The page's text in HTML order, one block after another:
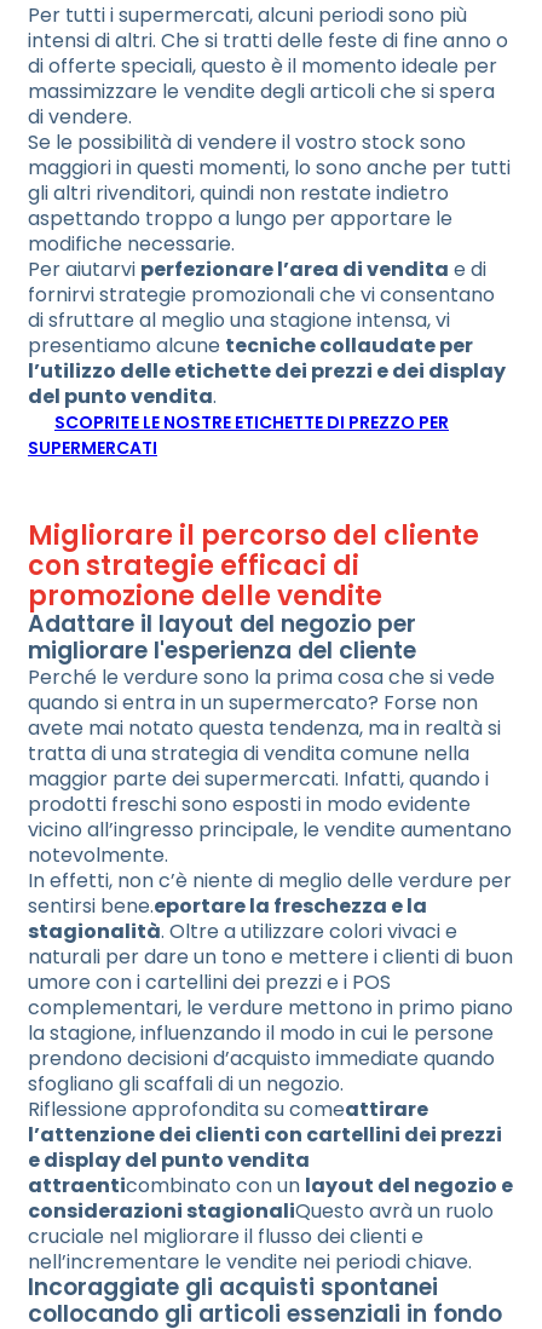
Per tutti i supermercati, alcuni periodi sono più
intensi di altri. Che si tratti delle feste di fine anno o
di offerte speciali, questo è il momento ideale per
massimizzare le vendite degli articoli che si spera
di vendere.
Se le possibilità di vendere il vostro stock sono
maggiori in questi momenti, lo sono anche per tutti
gli altri rivenditori, quindi non restate indietro
aspettando troppo a lungo per apportare le
modifiche necessarie.
Per aiutarvi perfezionare l’area di vendita e di
fornirvi strategie promozionali che vi consentano
di sfruttare al meglio una stagione intensa, vi
presentiamo alcune tecniche collaudate per
l’utilizzo delle etichette dei prezzi e dei display
del punto vendita.
SCOPRITE LE NOSTRE ETICHETTE DI PREZZO PER
SUPERMERCATI
Migliorare il percorso del cliente
con strategie efficaci di
promozione delle vendite
Adattare il layout del negozio per
migliorare l'esperienza del cliente
Perché le verdure sono la prima cosa che si vede
quando si entra in un supermercato? Forse non
avete mai notato questa tendenza, ma in realtà si
tratta di una strategia di vendita comune nella
maggior parte dei supermercati. Infatti, quando i
prodotti freschi sono esposti in modo evidente
vicino all’ingresso principale, le vendite aumentano
notevolmente.
In effetti, non c’è niente di meglio delle verdure per
sentirsi bene.eportare la freschezza e la
stagionalità. Oltre a utilizzare colori vivaci e
naturali per dare un tono e mettere i clienti di buon
umore con i cartellini dei prezzi e i POS
complementari, le verdure mettono in primo piano
la stagione, influenzando il modo in cui le persone
prendono decisioni d’acquisto immediate quando
sfogliano gli scaffali di un negozio.
Riflessione approfondita su comeattirare
l’attenzione dei clienti con cartellini dei prezzi
e display del punto vendita
attraenticombinato con un layout del negozio e
considerazioni stagionaliQuesto avrà un ruolo
cruciale nel migliorare il flusso dei clienti e
nell’incrementare le vendite nei periodi chiave.
Incoraggiate gli acquisti spontanei
collocando gli articoli essenziali in fondo